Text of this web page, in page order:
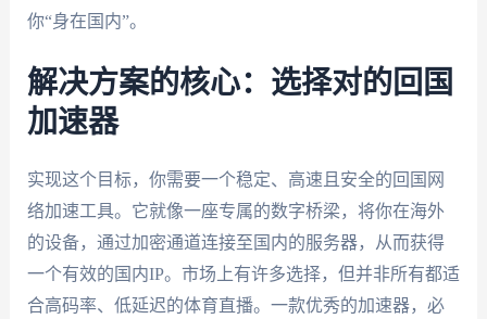
你“身在国内”。
解决方案的核心：选择对的回国
加速器
实现这个目标，你需要一个稳定、高速且安全的回国网
络加速工具。它就像一座专属的数字桥梁，将你在海外
的设备，通过加密通道连接至国内的服务器，从而获得
一个有效的国内IP。市场上有许多选择，但并非所有都适
合高码率、低延迟的体育直播。一款优秀的加速器，必